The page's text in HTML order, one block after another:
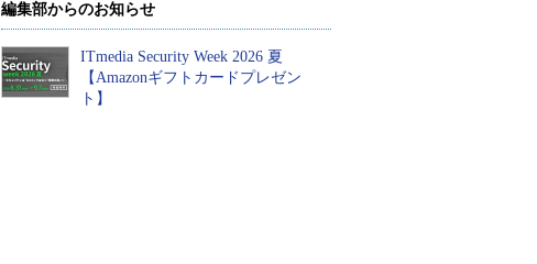
編集部からのお知らせ
ITmedia Security Week 2026 夏
【Amazonギフトカードプレゼン
ト】